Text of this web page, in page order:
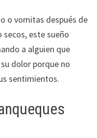
o vomitas después de
este sueño
a alguien que
dolor porque no
sentimientos.